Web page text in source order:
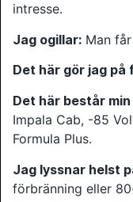
intresse.
Jag ogillar: Man
Det här gör jag på
Det här består
Impala Cab, -85
Formula Plus.
Jag lyssnar helst
förbränning eller